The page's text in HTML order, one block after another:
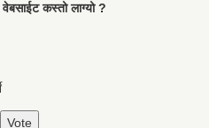
वेबसाईट कस्तो लाग्यो ?